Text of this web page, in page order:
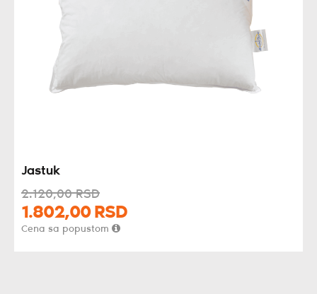
Jastuk
2.120,00 RSD
1.802,00 RSD
Cena sa popustom